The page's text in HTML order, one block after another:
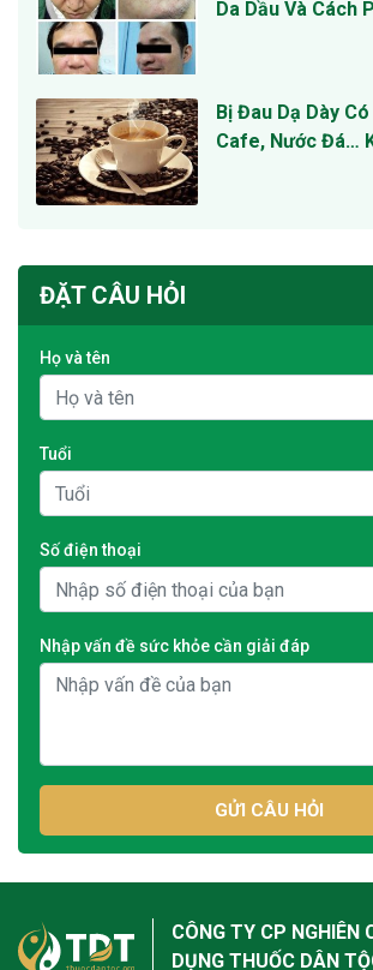
Da Dầu Và Cách
Bị Đau Dạ Dày
Cafe, Nước Đá…
ĐẶT CÂU HỎI
Họ và tên
Tuổi
Số điện thoại
Nhập vấn đề sức khỏe cần giải đáp
GỬI CÂU HỎI
CÔNG TY CP NGHIÊN
DỤNG THUỐC DÂN